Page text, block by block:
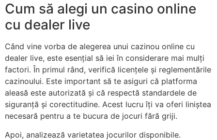
Cum să alegi un casino online
cu dealer live
Când vine vorba de alegerea unui cazinou online cu
dealer live, este esențial să iei în considerare mai mulți
factori. În primul rând, verifică licențele și reglementările
cazinoului. Este important să te asiguri că platforma
aleasă este autorizată și că respectă standardele de
siguranță și corectitudine. Acest lucru îți va oferi liniștea
necesară pentru a te bucura de jocuri fără griji.
Apoi, analizează varietatea jocurilor disponibile.